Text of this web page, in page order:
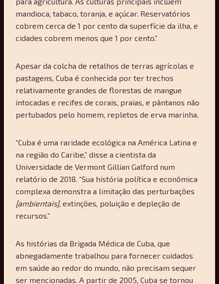
mandioca, tabaco, toranja, e açúcar. Reservatórios
cobrem cerca de 1 por cento da superfície da ilha, e
cidades cobrem menos que 1 por cento.”
Apesar da colcha de retalhos de terras agrícolas e
pastagens, Cuba é conhecida por ter trechos
relativamente grandes de florestas de mangue
intocadas e recifes de corais, praias, e pântanos não
pertubados pelo homem, repletos de erva marinha.
“Cuba é uma raridade ecológica na América Latina e
na região do Caribe,” disse a cientista da
Universidade de Vermont Gillian Galford num
relatório de 2018. “Sua história política e econômica
complexa demonstra a limitação das perturbações
[ambientais], extinções, poluição e depleção de
recursos.”
As histórias da Brigada Médica de Cuba, que
abnegadamente trabalhou para fornecer cuidados
em saúde ao redor do mundo, não precisam sequer
ser mencionadas. A partir de 2005, Cuba se tornou